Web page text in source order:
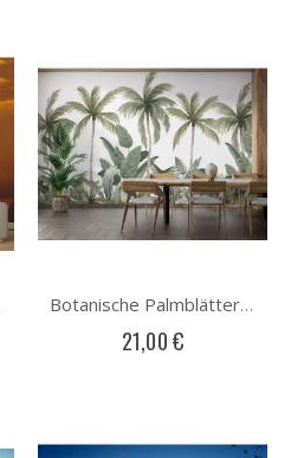
Botanische Palmblätter Fototapete
21,00 €